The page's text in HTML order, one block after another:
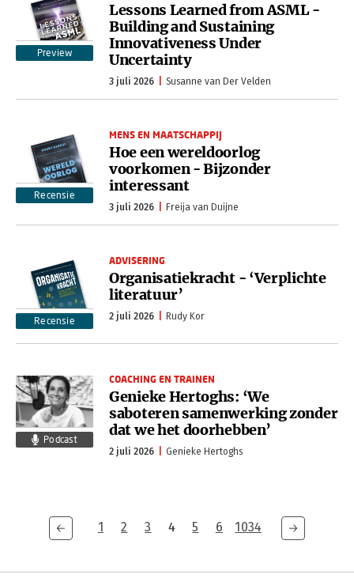
Preview
Lessons Learned from ASML -
Building and Sustaining
Innovativeness Under
Uncertainty
3 juli 2026 Susanne van Der Velden
Recensie
MENS EN MAATSCHAPPIJ
Hoe een wereldoorlog
voorkomen - Bijzonder
interessant
3 juli 2026 Freija van Duijne
Recensie
ADVISERING
Organisatiekracht - ‘Verplichte
literatuur’
2 juli 2026 Rudy Kor
Podcast
COACHING EN TRAINEN
Genieke Hertoghs: ‘We
saboteren samenwerking zonder
dat we het doorhebben’
2 juli 2026 Genieke Hertoghs
1 2 3 4 5 6 1034